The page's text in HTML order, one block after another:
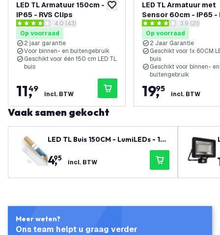
toevoegen aan verlanglijst
LED TL Armatuur 150cm -
IP65 - RVS Clips
reviews drawer openen
4 score sterren4.0 (43)
Op voorraad
2 jaar garantie
Voor binnen- en buitengebruik
Geschikt voor één 150 cm LED TL
buis
11,
49
incl. BTW
LED TL Armatuur met
Sensor 60cm - IP65 -
Clips
reviews
3.9 score sterren3.9 (21)
Op voorraad
2 Jaar Garantie
Geschikt voor 1x 60CM
buis
Geschikt voor binnen- en
buitengebruik
19,
95
incl. BTW
Vaak samen gekocht
LED TL Buis 150CM - LumiLEDs - 15
W - 4000K - 2400 Lumen - High Eff
iciency
4,
95 incl. BTW
Meer weten?
Ons team helpt u graag verder